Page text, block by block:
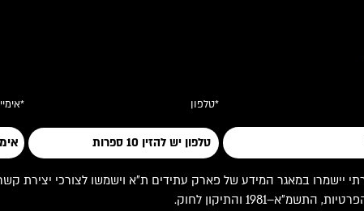
*טלפון
במאגר המידע של פארק עתידים ת"א וישמשו לצורכי יצירת קשר,
והתיקון לחוק.